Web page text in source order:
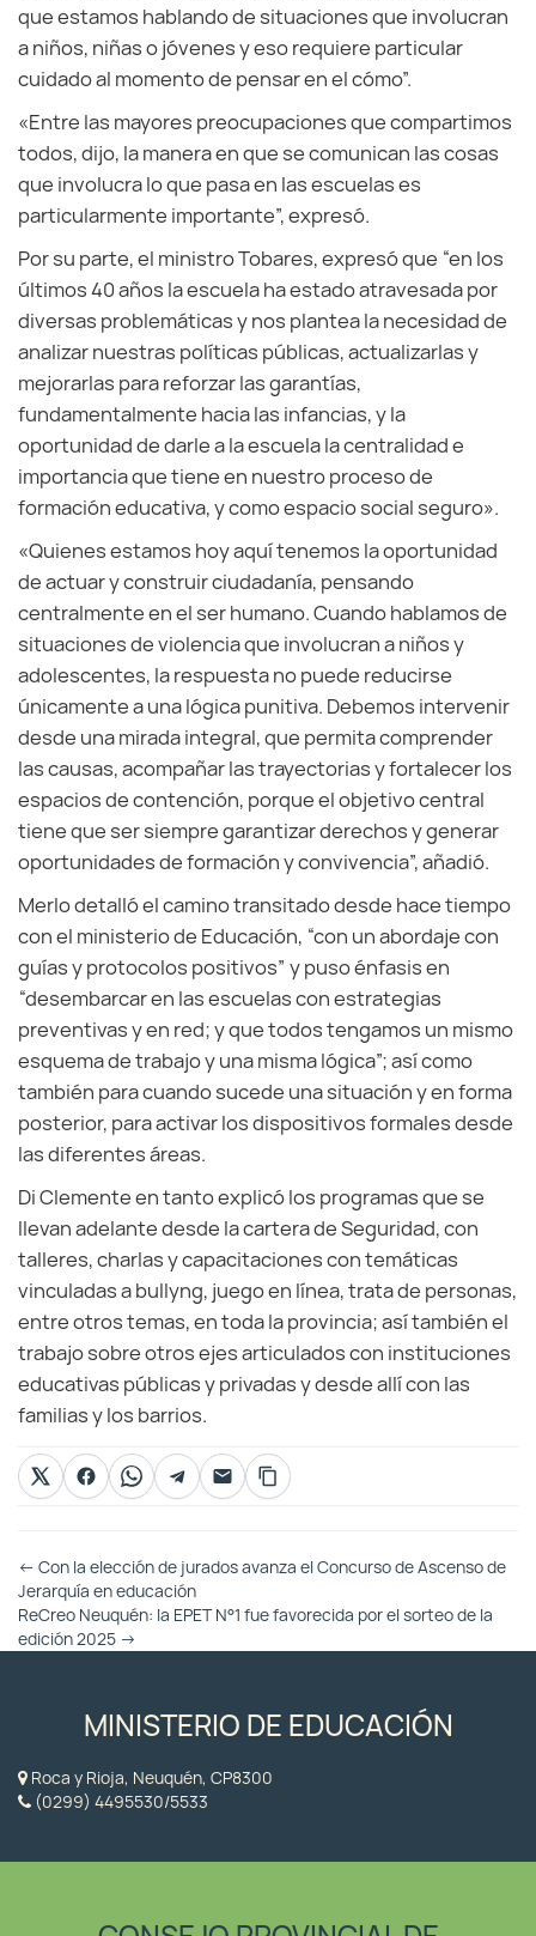
que estamos hablando de situaciones que involucran
a niños, niñas o jóvenes y eso requiere particular
cuidado al momento de pensar en el cómo”.
«Entre las mayores preocupaciones que compartimos
todos, dijo, la manera en que se comunican las cosas
que involucra lo que pasa en las escuelas es
particularmente importante”, expresó.
Por su parte, el ministro Tobares, expresó que “en los
últimos 40 años la escuela ha estado atravesada por
diversas problemáticas y nos plantea la necesidad de
analizar nuestras políticas públicas, actualizarlas y
mejorarlas para reforzar las garantías,
fundamentalmente hacia las infancias, y la
oportunidad de darle a la escuela la centralidad e
importancia que tiene en nuestro proceso de
formación educativa, y como espacio social seguro».
«Quienes estamos hoy aquí tenemos la oportunidad
de actuar y construir ciudadanía, pensando
centralmente en el ser humano. Cuando hablamos de
situaciones de violencia que involucran a niños y
adolescentes, la respuesta no puede reducirse
únicamente a una lógica punitiva. Debemos intervenir
desde una mirada integral, que permita comprender
las causas, acompañar las trayectorias y fortalecer los
espacios de contención, porque el objetivo central
tiene que ser siempre garantizar derechos y generar
oportunidades de formación y convivencia”, añadió.
Merlo detalló el camino transitado desde hace tiempo
con el ministerio de Educación, “con un abordaje con
guías y protocolos positivos” y puso énfasis en
“desembarcar en las escuelas con estrategias
preventivas y en red; y que todos tengamos un mismo
esquema de trabajo y una misma lógica”; así como
también para cuando sucede una situación y en forma
posterior, para activar los dispositivos formales desde
las diferentes áreas.
Di Clemente en tanto explicó los programas que se
llevan adelante desde la cartera de Seguridad, con
talleres, charlas y capacitaciones con temáticas
vinculadas a bullyng, juego en línea, trata de personas,
entre otros temas, en toda la provincia; así también el
trabajo sobre otros ejes articulados con instituciones
educativas públicas y privadas y desde allí con las
familias y los barrios.
Otras
Entradas
← Con la elección de jurados avanza el Concurso de Ascenso de
Jerarquía en educación
ReCreo Neuquén: la EPET N°1 fue favorecida por el sorteo de la
edición 2025 →
MINISTERIO DE EDUCACIÓN
Roca y Rioja, Neuquén, CP8300
(0299) 4495530/5533